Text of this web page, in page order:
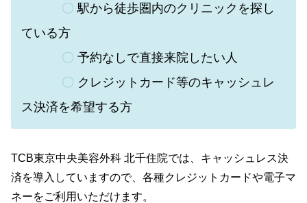
〇 駅から徒歩圏内のクリニックを探し
ている方
〇 予約なしで直接来院したい人
〇 クレジットカード等のキャッシュレ
ス決済を希望する方
TCB東京中央美容外科 北千住院では、 キャッシュレス決
済を導入していますので、各種クレジットカードや電子マ
ネーをご利用いただけます。